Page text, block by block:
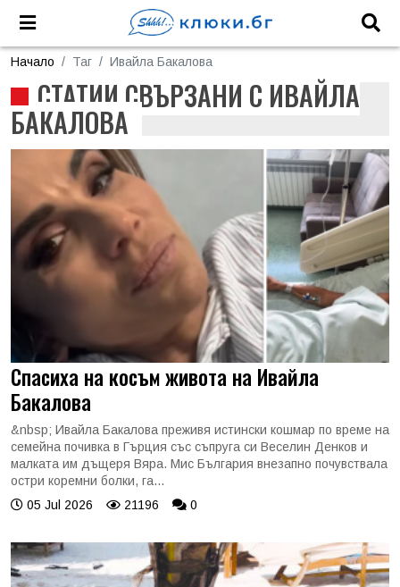
Начало Таг Ивайла Бакалова
СТАТИИ СВЪРЗАНИ С ИВАЙЛА
БАКАЛОВА
Спасиха на косъм живота на Ивайла
Бакалова
&nbsp; Ивайла Бакалова преживя истински кошмар по време на
семейна почивка в Гърция със съпруга си Веселин Денков и
малката им дъщеря Вяра. Мис България внезапно почувствала
остри коремни болки, га...
05 Jul 2026
21196 0